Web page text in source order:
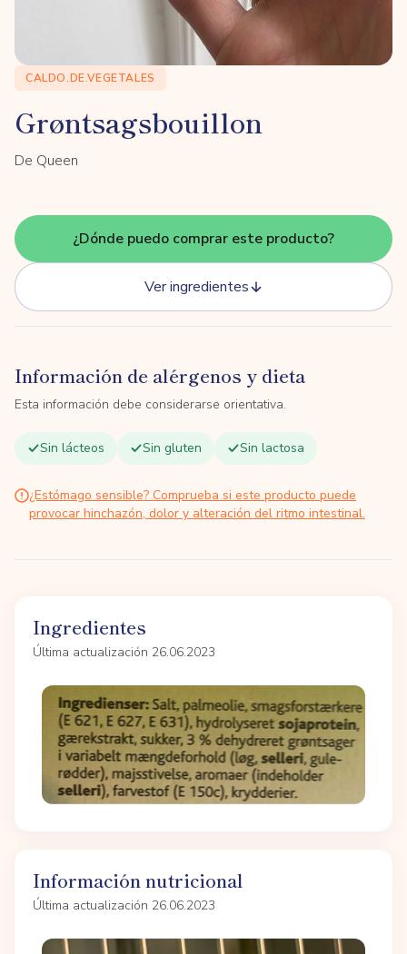
CALDO.DE.VEGETALES
Grøntsagsbouillon
De Queen
¿Dónde puedo comprar este producto?
Ver ingredientes
Información de alérgenos y dieta
Esta información debe considerarse orientativa.
Sin lácteos Sin gluten Sin lactosa
¿Estómago sensible? Comprueba si este producto puede
provocar hinchazón, dolor y alteración del ritmo intestinal.
Ingredientes
Última actualización 26.06.2023
Información nutricional
Última actualización 26.06.2023